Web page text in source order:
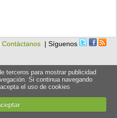
Contáctanos | Síguenos
terceros para mostrar publicidad
Si continua navegando
el uso de cookies